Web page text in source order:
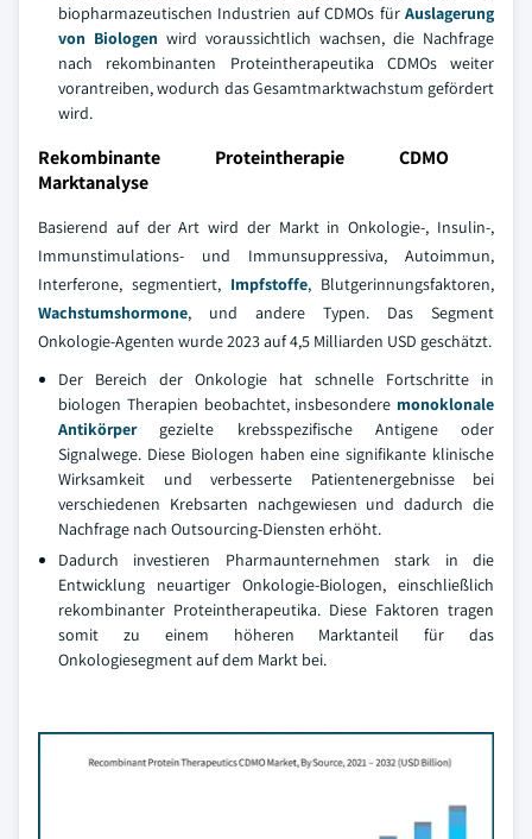
biopharmazeutischen Industrien auf CDMOs für Auslagerung
von Biologen wird voraussichtlich wachsen, die Nachfrage
nach rekombinanten Proteintherapeutika CDMOs weiter
vorantreiben, wodurch das Gesamtmarktwachstum gefördert
wird.
Rekombinante Proteintherapie CDMO
Marktanalyse
Basierend auf der Art wird der Markt in Onkologie-, Insulin-,
Immunstimulations- und Immunsuppressiva, Autoimmun,
Interferone, segmentiert, Impfstoffe, Blutgerinnungsfaktoren,
Wachstumshormone, und andere Typen. Das Segment
Onkologie-Agenten wurde 2023 auf 4,5 Milliarden USD geschätzt.
Der Bereich der Onkologie hat schnelle Fortschritte in
biologen Therapien beobachtet, insbesondere monoklonale
Antikörpergezielte krebsspezifische Antigene oder
Signalwege. Diese Biologen haben eine signifikante klinische
Wirksamkeit und verbesserte Patientenergebnisse bei
verschiedenen Krebsarten nachgewiesen und dadurch die
Nachfrage nach Outsourcing-Diensten erhöht.
Dadurch investieren Pharmaunternehmen stark in die
Entwicklung neuartiger Onkologie-Biologen, einschließlich
rekombinanter Proteintherapeutika. Diese Faktoren tragen
somit zu einem höheren Marktanteil für das
Onkologiesegment auf dem Markt bei.